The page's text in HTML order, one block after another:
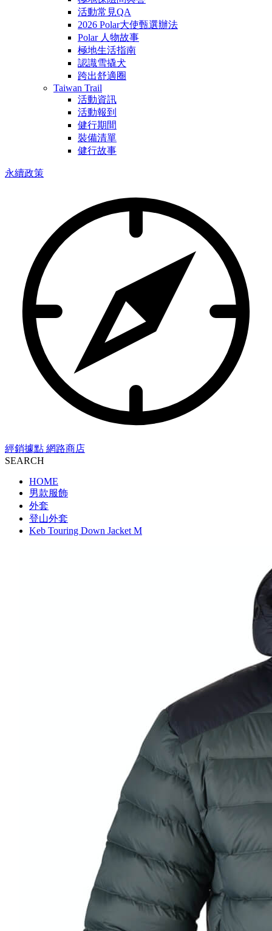
活動常見QA
2026 Polar大使甄選辦法
Polar 人物故事
極地生活指南
認識雪撬犬
跨出舒適圈
Taiwan Trail
活動資訊
活動報到
健行期間
裝備清單
健行故事
永續政策
經銷據點 網路商店
SEARCH
HOME
男款服飾
外套
登山外套
Keb Touring Down Jacket M